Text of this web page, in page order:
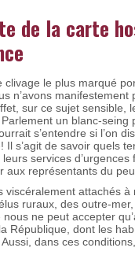
de la carte
clivage le plus marqué
n’avons
sur ce sujet
un blanc-seing
s’entendre si l’on
s’agit de savoir quels
services
aux représentants du
viscéralement attachés
ruraux, des outre-
nous ne peut accepter
République, dont les
dans ces